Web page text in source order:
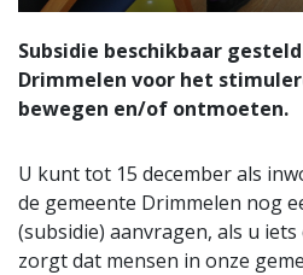
Subsidie beschikbaar
Drimmelen voor het
bewegen en/of ontmoeten.
U kunt tot 15 december als
de gemeente Drimmelen nog
(subsidie) aanvragen, als u
zorgt dat mensen in onze